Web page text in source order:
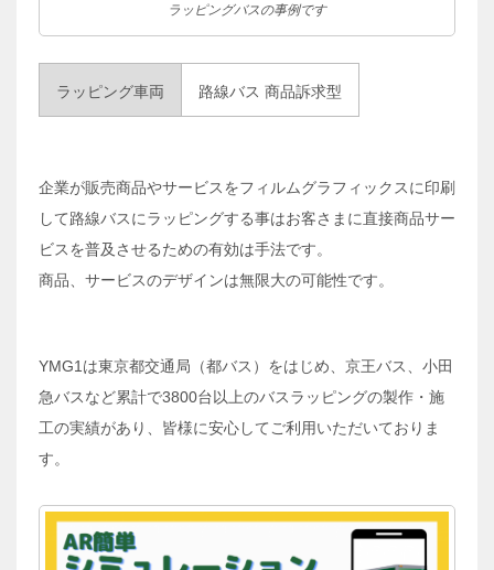
ラッピングバスの事例です
ラッピング車両 路線バス 商品訴求型
企業が販売商品やサービスをフィルムグラフィックスに印刷
して路線バスにラッピングする事はお客さまに直接商品サー
ビスを普及させるための有効は手法です。
商品、サービスのデザインは無限大の可能性です。
YMG1は東京都交通局（都バス）をはじめ、京王バス、小田
急バスなど累計で3800台以上のバスラッピングの製作・施
工の実績があり、皆様に安心してご利用いただいておりま
す。